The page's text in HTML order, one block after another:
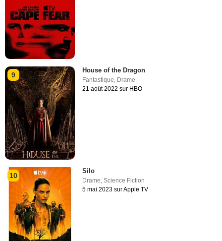
9
House of the Dragon
Fantastique Drame
21 août 2022 sur HBO
10
Silo
Drame,Science Fiction
5 mai 2023 sur Apple TV